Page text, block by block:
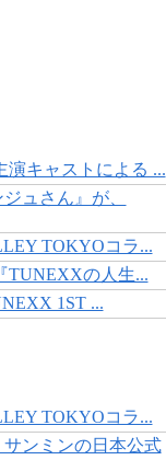
演キャストによる ...
ュさん』が、
TOKYOコラ...
TUNEXXの人生...
1ST ...
TOKYOコラ...
ンミンの日本公式